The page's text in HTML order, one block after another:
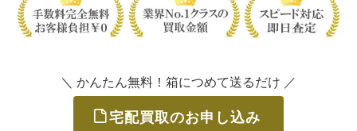
＼ かんたん無料！箱につめて送るだけ ／
宅配買取のお申し込み